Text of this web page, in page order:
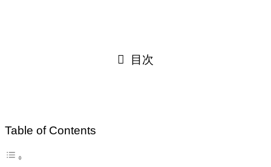
目次
Table of Contents